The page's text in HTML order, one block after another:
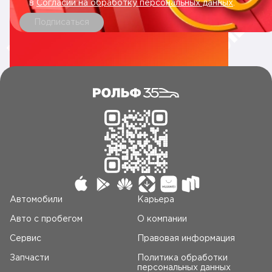
в Согласии на обработку персональных данных
Подписаться
Автомобили
Авто c пробегом
Сервис
Запчасти
Карьера
О компании
Правовая информация
Политика обработки
персональных данных